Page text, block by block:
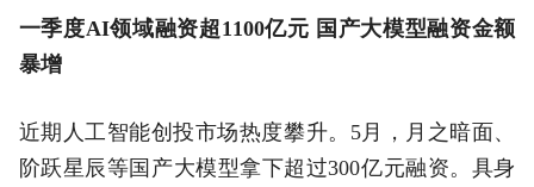
一季度AI领域融资超1100亿元 国产大模型融资金额
暴增
近期人工智能创投市场热度攀升。5月，月之暗面、
阶跃星辰等国产大模型拿下超过300亿元融资。具身